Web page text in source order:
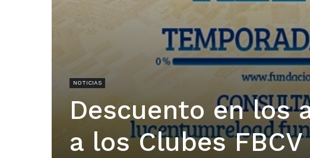
NOTICIAS
Descuento en los
a los Clubes FBCV